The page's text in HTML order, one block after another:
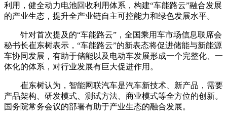
利用，健全动力电池回收利用体系，构建“车能路云”融合发展
的产业生态，提升全产业链自主可控能力和绿色发展水平。
针对首次提及的“车能路云”，全国乘用车市场信息联席会
秘书长崔东树表示，“车能路云”的新表态将促进储能与新能源
车协同发展，有助于储能以及电动车发展形成一个完整化、一
体化的体系，对行业发展有巨大促进作用。
崔东树认为，智能网联汽车是汽车新技术、新产品，需要
产品架构、研发模式、测试方法、商业模式等全方位的创新。
国务院常务会议的部署有助于产业生态的融合发展。